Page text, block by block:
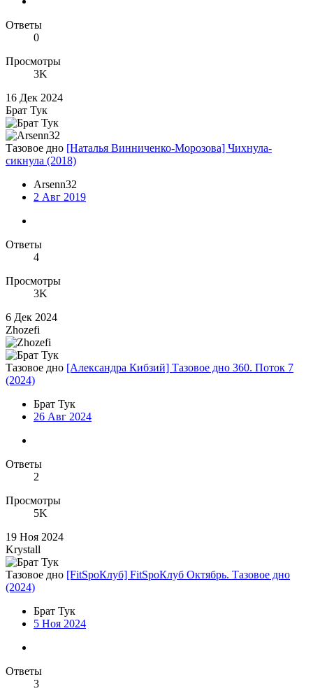
Ответы
0
Просмотры
3K
16 Дек 2024
Брат Тук
Тазовое дно [Наталья Винниченко-Морозова] Чихнула-
сикнула (2018)
Arsenn32
2 Авг 2019
Ответы
4
Просмотры
3K
6 Дек 2024
Zhozefi
Тазовое дно [Александра Кибзий] Тазовое дно 360. Поток 7
(2024)
Брат Тук
26 Авг 2024
Ответы
2
Просмотры
5K
19 Ноя 2024
Krystall
Тазовое дно [FitSpoКлуб] FitSpoКлуб Октябрь. Тазовое дно
(2024)
Брат Тук
5 Ноя 2024
Ответы
3